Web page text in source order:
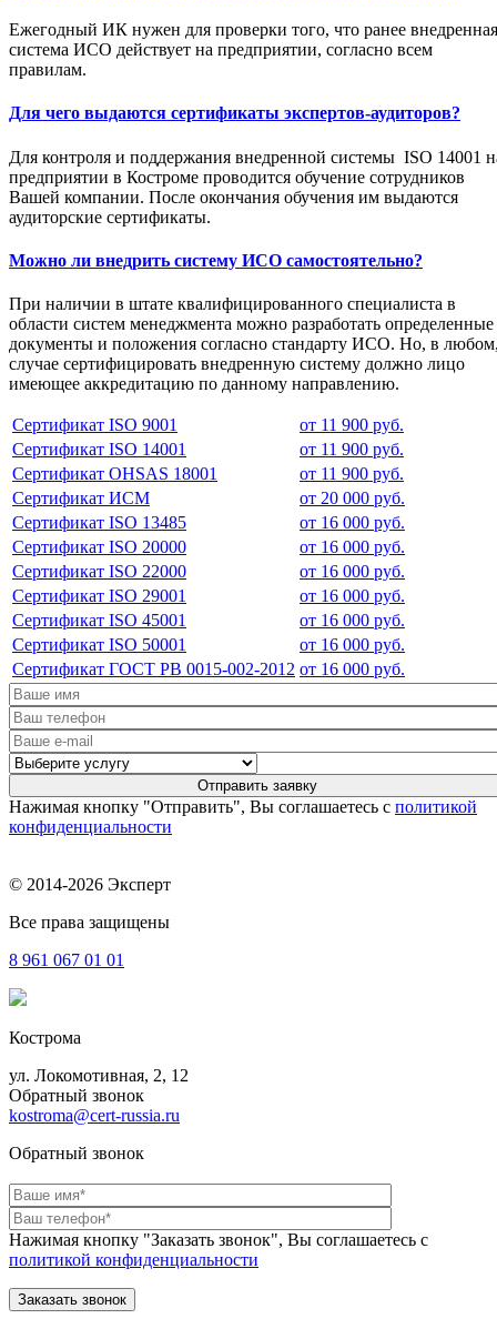
Ежегодный ИК нужен для проверки того, что ранее внедренная
система ИСО действует на предприятии, согласно всем
правилам.
Для чего выдаются сертификаты экспертов-аудиторов?
Для контроля и поддержания внедренной системы ISO 14001
предприятии в Костроме проводится обучение сотрудников
Вашей компании. После окончания обучения им выдаются
аудиторские сертификаты.
Можно ли внедрить систему ИСО самостоятельно?
При наличии в штате квалифицированного специалиста в
области систем менеджмента можно разработать определенные
документы и положения согласно стандарту ИСО. Но, в
случае сертифицировать внедренную систему должно лицо
имеющее аккредитацию по данному направлению.
Сертификат ISO 9001
от 11 900 руб.
Сертификат ISO 14001
от 11 900 руб.
Сертификат OHSAS 18001
от 11 900 руб.
Сертификат ИСМ
от 20 000 руб.
Сертификат ISO 13485
от 16 000 руб.
Сертификат ISO 20000
от 16 000 руб.
Сертификат ISO 22000
от 16 000 руб.
Сертификат ISO 29001
от 16 000 руб.
Сертификат ISO 45001
от 16 000 руб.
Сертификат ISO 50001
от 16 000 руб.
Сертификат ГОСТ РВ 0015-002-2012 от 16 000 руб.
Нажимая кнопку "Отправить", Вы соглашаетесь с политикой
конфиденциальности
© 2014-2026 Эксперт
Все права защищены
8 961 067 01 01
Кострома
ул. Локомотивная, 2, 12
Обратный звонок
kostroma@cert-russia.ru
Обратный звонок
Нажимая кнопку "Заказать звонок", Вы соглашаетесь с
политикой конфиденциальности